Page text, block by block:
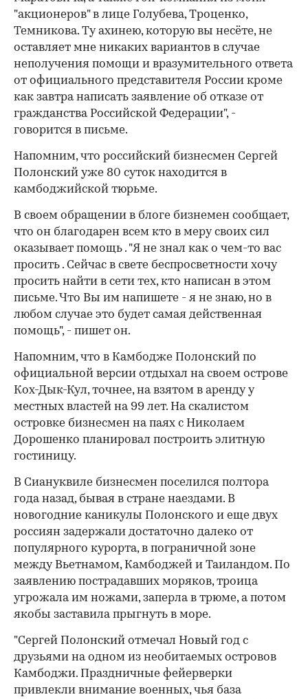
"акционеров" в лице Голубева, Троценко,
Темникова. Ту ахинею, которую вы несёте, не
оставляет мне никаких вариантов в случае
неполучения помощи и вразумительного ответа
от официального представителя России кроме
как завтра написать заявление об отказе от
гражданства Российской Федерации", -
говорится в письме.
Напомним, что российский бизнесмен Сергей
Полонский уже 80 суток находится в
камбоджийской тюрьме.
В своем обращении в блоге бизнемен сообщает,
что он благодарен всем кто в меру своих сил
оказывает помощь . "Я не знал как о чем-то вас
просить . Сейчас в свете беспросветности хочу
просить найти в сети тех, кто написан в этом
письме. Что Вы им напишете - я не знаю, но в
любом случае это будет самая действенная
помощь", - пишет он.
Напомним, что в Камбодже Полонский по
официальной версии отдыхал на своем острове
Кох-Дык-Кул, точнее, на взятом в аренду у
местных властей на 99 лет. На скалистом
островке бизнесмен на паях с Николаем
Дорошенко планировал построить элитную
гостиницу.
В Сиануквиле бизнесмен поселился полтора
года назад, бывая в стране наездами. В
новогодние каникулы Полонского и еще двух
россиян задержали достаточно далеко от
популярного курорта, в пограничной зоне
между Вьетнамом, Камбоджей и Таиландом. По
заявлению пострадавших моряков, троица
угрожала им ножами, заперла в трюме, а потом
якобы заставила прыгнуть в море.
"Сергей Полонский отмечал Новый год с
друзьями на одном из необитаемых островов
Камбоджи. Праздничные фейерверки
привлекли внимание военных, чья база